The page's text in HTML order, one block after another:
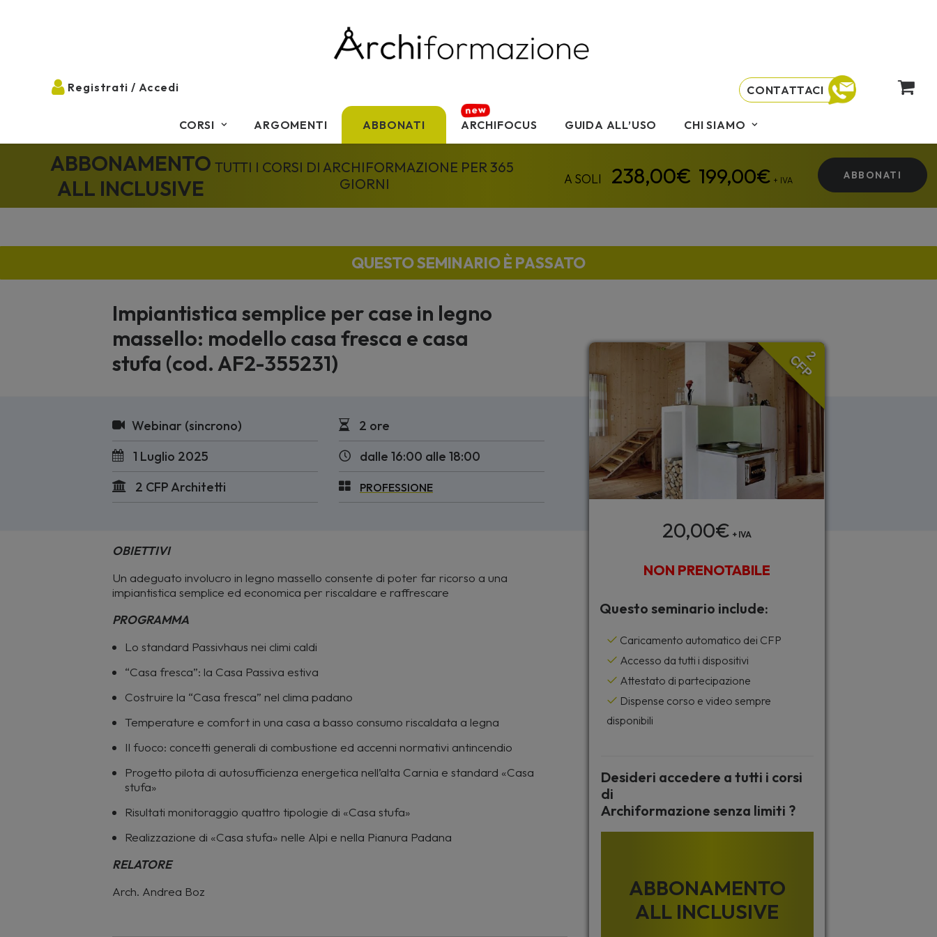
CORSI ARGOMENTI ABBONATI ARCHIFOCUS GUIDA ALL’USO CHI SIAMO
CONTATTACI
ABBONAMENTO
ALL INCLUSIVE
TUTTI I CORSI DI ARCHIFORMAZIONE PER 365
GIORNI
199,00€ + IVA ABBONATI
QUESTO SEMINARIO È PASSATO
Impiantistica semplice per case in legno
massello: modello casa fresca e casa
stufa (cod. AF2-355231)
Webinar (sincrono)
2 ore
1 Luglio 2025
dalle 16:00 alle 18:00
2 CFP Architetti
PROFESSIONE
OBIETTIVI
Un adeguato involucro in legno massello consente di poter far ricorso a una
impiantistica semplice ed economica per riscaldare e raffrescare
PROGRAMMA
Lo standard Passivhaus nei climi caldi
“Casa fresca”: la Casa Passiva estiva
Costruire la “Casa fresca” nel clima padano
Temperature e comfort in una casa a basso consumo riscaldata a legna
Il fuoco: concetti generali di combustione ed accenni normativi antincendio
Progetto pilota di autosufficienza energetica nell’alta Carnia e standard «Casa
stufa»
Risultati monitoraggio quattro tipologie di «Casa stufa»
Realizzazione di «Casa stufa» nelle Alpi e nella Pianura Padana
RELATORE
Arch. Andrea Boz
2
CFP
20,00€ + IVA
NON PRENOTABILE
Questo seminario include:
Caricamento automatico dei CFP
Accesso da tutti i dispositivi
Attestato di partecipazione
Dispense corso e video sempre
disponibili
Desideri accedere a tutti i corsi
di
Archiformazione senza limiti ?
ABBONAMENTO
ALL INCLUSIVE